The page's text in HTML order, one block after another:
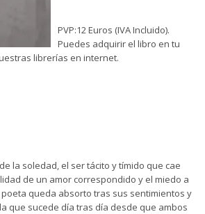
PVP:12 Euros (IVA Incluido).
Puedes adquirir el libro en tu
librerías en internet.
la soledad, el ser tácito y tímido que cae
de un amor correspondido y el miedo a
poeta queda absorto tras sus sentimientos y
que sucede día tras día desde que ambos